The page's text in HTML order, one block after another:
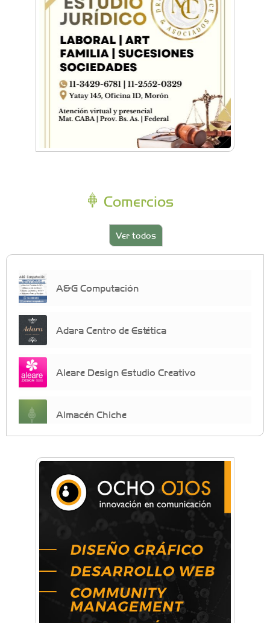
Comercios
Ver todos
A&G Computación
Adara Centro de Estética
Aleare Design Estudio Creativo
Almacén Chiche
crecimiento personal
Arq. Horacio Alejandro Sánchez
Artística ApasionArte